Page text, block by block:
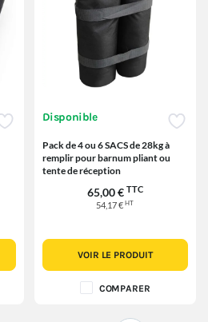
Disponible
Pack de 4 ou 6 SACS de 28kg à
remplir pour barnum pliant ou
tente de réception
65,00 € TTC
54,17 €HT
VOIR LE PRODUIT
COMPARER